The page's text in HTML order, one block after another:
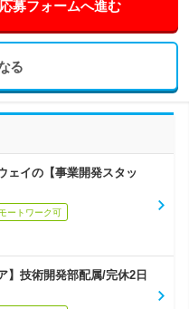
募フォームへ進む
る
ェイの【事業開発スタッ
ートワーク可
】技術開発部配属/完休2日